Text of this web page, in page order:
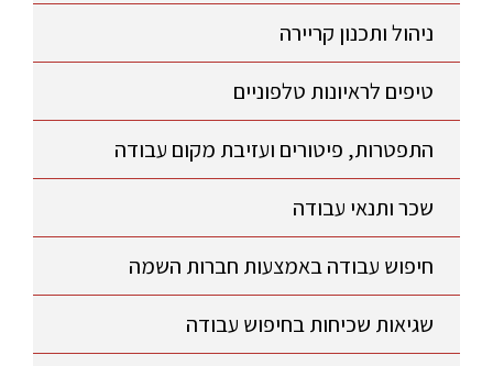
ניהול ותכנון קריירה
טיפים לראיונות טלפוניים
התפטרות, פיטורים ועזיבת מקום עבודה
שכר ותנאי עבודה
חיפוש עבודה באמצעות חברות השמה
שגיאות שכיחות בחיפוש עבודה